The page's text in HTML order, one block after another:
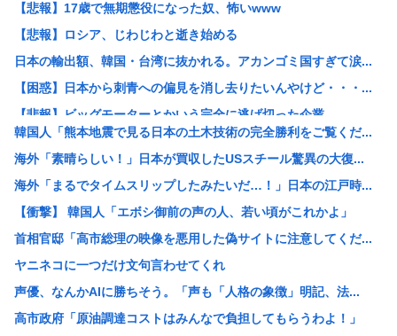
【悲報】17歳で無期懲役になった奴、怖いwww
【悲報】ロシア、じわじわと逝き始める
日本の輸出額、韓国・台湾に抜かれる。アカンゴミ国すぎて涙...
【困惑】日本から刺青への偏見を消し去りたいんやけど・・・...
【悲報】ビッグモーターとかいう完全に逃げ切った企業
【悲報】女性「性的暴行されました」検事「嘘では？」女性「...
ホリエモン、移民受け入れ反対派の若者にブチギレ→スタジオ...
【悲報】「米軍を粉砕しろ！」在韓米軍基地に突入した韓国学...
税務署員1億円超脱税疑い 詐取金で競艇か、国税当局
【動画あり】ミスイタリア地方予選、黒人女性が優勝し炎上
早めに予約した通路側の席に、見知らぬ母子が。車掌の呼びか...
ショートスリーパーさん「寝たほうがいいのでは？」にブチギ...
トッモ「ワイ5年かけて500万貯めてん、これで焼き鳥屋や...
韓国人「熊本地震で見る日本の土木技術の完全勝利をご覧くだ...
海外「素晴らしい！」日本が買収したUSスチール驚異の大復...
海外「まるでタイムスリップしたみたいだ…！」日本の江戸時...
【衝撃】 韓国人「エボシ御前の声の人、若い頃がこれかよ」
首相官邸「高市総理の映像を悪用した偽サイトに注意してくだ...
ヤニネコに一つだけ文句言わせてくれ
声優、なんかAIに勝ちそう。「声も「人格の象徴」明記、法...
高市政府「原油調達コストはみんなで負担してもらうわよ！」